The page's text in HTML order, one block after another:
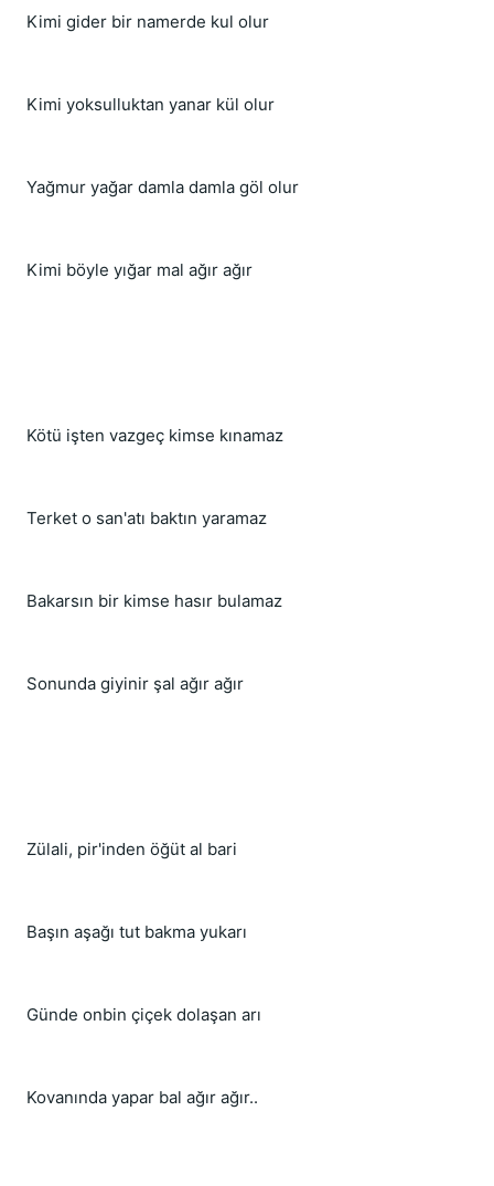
Kimi gider bir namerde kul olur
Kimi yoksulluktan yanar kül olur
Yağmur yağar damla damla göl olur
Kimi böyle yığar mal ağır ağır
Kötü işten vazgeç kimse kınamaz
Terket o san'atı baktın yaramaz
Bakarsın bir kimse hasır bulamaz
Sonunda giyinir şal ağır ağır
Zülali, pir'inden öğüt al bari
Başın aşağı tut bakma yukarı
Günde onbin çiçek dolaşan arı
Kovanında yapar bal ağır ağır..